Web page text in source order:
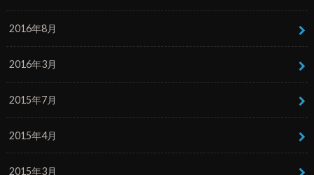
2016年8月
2016年3月
2015年7月
2015年4月
2015年3月